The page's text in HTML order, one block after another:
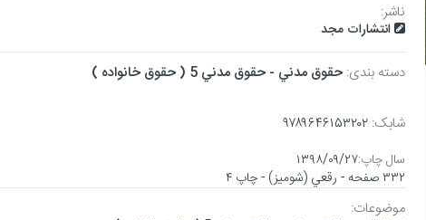
ناشر:
انتشارات مجد
دسته بندی:حقوق مدني - حقوق مدني 5 ( حقوق خانواده )
شابک:۹۷۸۹۶۴۶۱۵۳۲۰۲
سال چاپ:۱۳۹۸/۰۹/۲۷
۳۳۲ صفحه - رقعي (شوميز) - چاپ ۴
موضوعات: